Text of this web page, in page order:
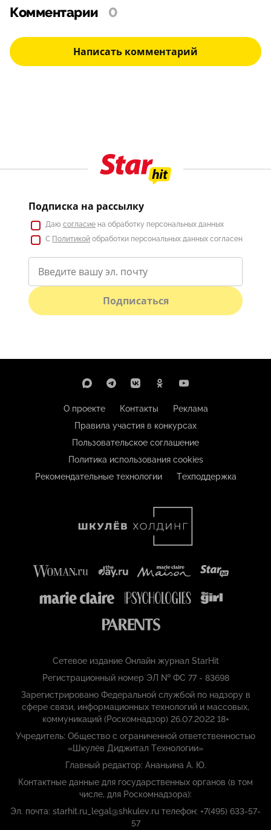
Комментарии 0
Написать комментарий
Подписка на рассылку
Даю согласие на обработку персональных данных
С Политикой обработки персональных данных согласен
Подписаться
О проекте Контакты
Реклама
Правила участия в конкурсах
Пользовательское соглашение
Политика использования cookies
Рекомендательные технологии
Техподдержка
Сетевое издание Онлайн журнал StarHit
Регистрационный номер ЭЛ № ФС 77 - 83698
Зарегистрировано Федеральной службой по надзору в
сфере связи, информационных технологий и массовых,
коммуникаций (Роскомнадзор) 26.07.2022 18+
Учредитель: Общество с ограниченной ответственностью
«Шкулёв Диджитал Технологии»
Главный редактор: Ананьина А. Ю.
Контактные данные для государственных органов (в том
числе, для Роскомнадзора):
Эл. почта: starhit.ru_legal@shkulev.ru телефон: +7(495) 633-57-
57